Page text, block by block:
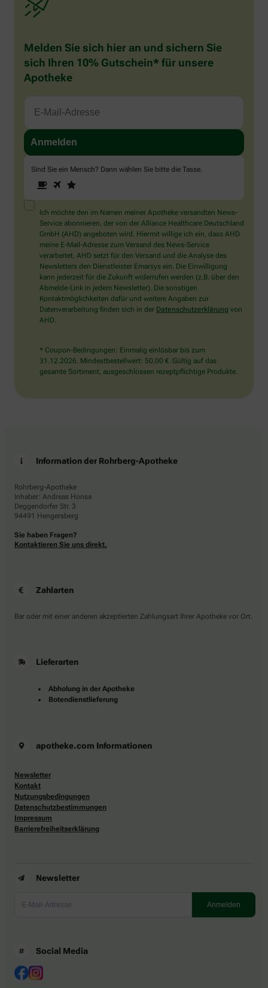
Melden Sie sich hier an und sichern Sie
sich Ihren 10% Gutschein* für unsere
Apotheke
Sind Sie ein Mensch? Dann wählen Sie bitte die Tasse
Sie
ein
Mensch?
Dann
wählen
Sie
bitte
die
Tasse.
1 2
Ich möchte den im Namen meiner Apotheke versandten News-
Service abonnieren, der von der Alliance Healthcare Deutschland
GmbH (AHD) angeboten wird. Hiermit willige ich ein, dass AHD
meine E-Mail-Adresse zum Versand des News-Service
verarbeitet. AHD setzt für den Versand und die Analyse des
Newsletters den Dienstleister Emarsys ein. Die Einwilligung
kann jederzeit für die Zukunft widerrufen werden (z.B. über den
Abmelde-Link in jedem Newsletter). Die sonstigen
Kontaktmöglichkeiten dafür und weitere Angaben zur
Datenverarbeitung finden sich in der Datenschutzerklärung von
AHD.
* Coupon-Bedingungen: Einmalig einlösbar bis zum
31.12.2026. Mindestbestellwert: 50,00 €. Gültig auf das
gesamte Sortiment, ausgeschlossen rezeptpflichtige Produkte.
Information der Rohrberg-Apotheke
Rohrberg-Apotheke
Inhaber: Andreas Honsa
Deggendorfer Str. 3
94491 Hengersberg
Sie haben Fragen?
Kontaktieren Sie uns direkt.
Zahlarten
Bar oder mit einer anderen akzeptierten Zahlungsart Ihrer Apotheke vor Ort.
Lieferarten
Abholung in der Apotheke
Botendienstlieferung
apotheke.com Informationen
Newsletter
Kontakt
Nutzungsbedingungen
Datenschutzbestimmungen
Impressum
Barrierefreiheitserklärung
Newsletter
Social Media